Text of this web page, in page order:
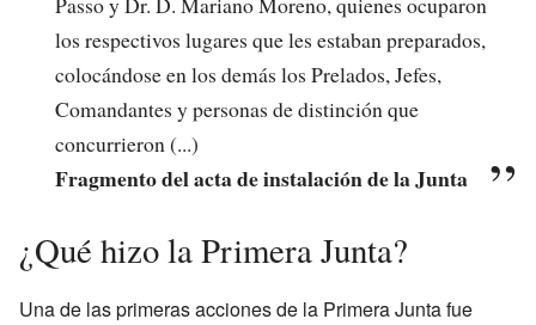
los respectivos lugares que les estaban preparados,
colocándose en los demás los Prelados, Jefes,
Comandantes y personas de distinción que
concurrieron (...)
Fragmento del acta de instalación de la Junta
¿Qué hizo la Primera Junta?
Una de las primeras acciones de la Primera Junta fue